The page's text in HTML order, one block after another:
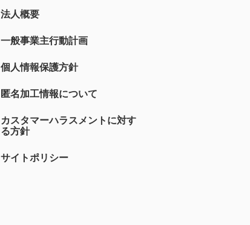
法人概要
一般事業主行動計画
個人情報保護方針
匿名加工情報について
カスタマーハラスメントに対す
る方針
サイトポリシー